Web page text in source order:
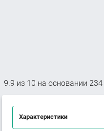
9.9 из 10 на основании 234
Характеристики